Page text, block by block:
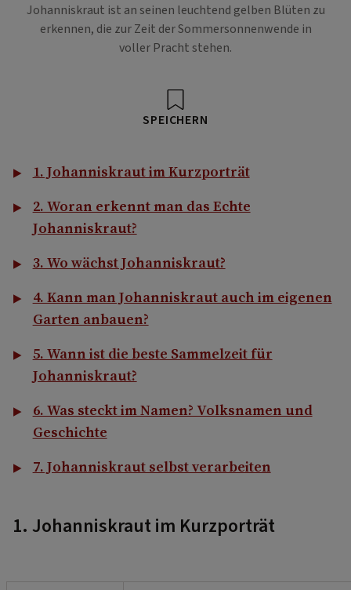
Johanniskraut ist an seinen leuchtend gelben Blüten zu
erkennen, die zur Zeit der Sommersonnenwende in
voller Pracht stehen.
SPEICHERN
1. Johanniskraut im Kurzporträt
2. Woran erkennt man das Echte
Johanniskraut?
3. Wo wächst Johanniskraut?
4. Kann man Johanniskraut auch im eigenen
Garten anbauen?
5. Wann ist die beste Sammelzeit für
Johanniskraut?
6. Was steckt im Namen? Volksnamen und
Geschichte
7. Johanniskraut selbst verarbeiten
1. Johanniskraut im Kurzporträt